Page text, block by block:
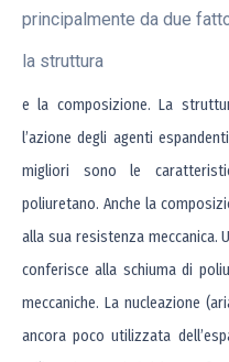
principalmente da due
la struttura
e la composizione. La
l’azione degli agenti
migliori sono le
poliuretano. Anche la
alla sua resistenza meccanica.
conferisce alla schiuma di
meccaniche. La nucleazione
ancora poco utilizzata